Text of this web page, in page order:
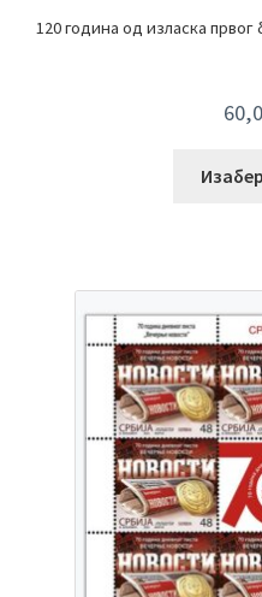
120 година од изласка првог